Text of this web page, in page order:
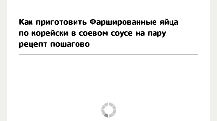
Как приготовить Фаршированные яйца
по корейски в соевом соусе на пару
рецепт пошагово